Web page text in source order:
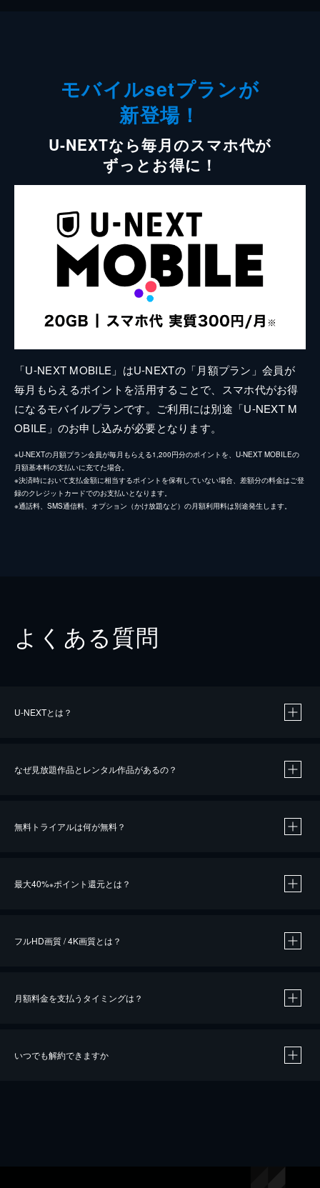
モバイルsetプランが
新登場！
U-NEXTなら毎月のスマホ代が
ずっとお得に！
「U-NEXT MOBILE」はU-NEXTの「月額プラン」会員が
毎月もらえるポイントを活用することで、スマホ代がお得
になるモバイルプランです。ご利用には別途「U-NEXT M
OBILE」のお申し込みが必要となります。
※U-NEXTの月額プラン会員が毎月もらえる1,200円分のポイントを、U-NEXT MOBILEの
月額基本料の支払いに充てた場合。
※決済時において支払金額に相当するポイントを保有していない場合、差額分の料金はご登
録のクレジットカードでのお支払いとなります。
※通話料、SMS通信料、オプション（かけ放題など）の月額利用料は別途発生します。
よくある質問
U-NEXTとは？
なぜ見放題作品とレンタル作品があるの？
無料トライアルは何が無料？
最大40%※ポイント還元とは？
※40％ポイント還元の対象は、クレジットカード決済による作品の購入 / レンタルです。
iOSアプリのUコイン決済による作品の購入 / レンタルは、20％のポイント還元です。
フルHD画質 / 4K画質とは？
月額料金を支払うタイミングは？
いつでも解約できますか